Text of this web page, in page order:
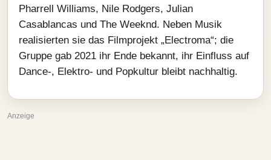
Pharrell Williams, Nile Rodgers, Julian
Casablancas und The Weeknd. Neben Musik
realisierten sie das Filmprojekt „Electroma“; die
Gruppe gab 2021 ihr Ende bekannt, ihr Einfluss auf
Dance-, Elektro- und Popkultur bleibt nachhaltig.
Anzeige